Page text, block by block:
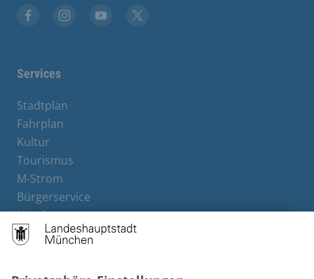
Services
Stadtplan
Fahrplan
Kultur
Tourismus
M-Strom
Bürgerservice
Hotels